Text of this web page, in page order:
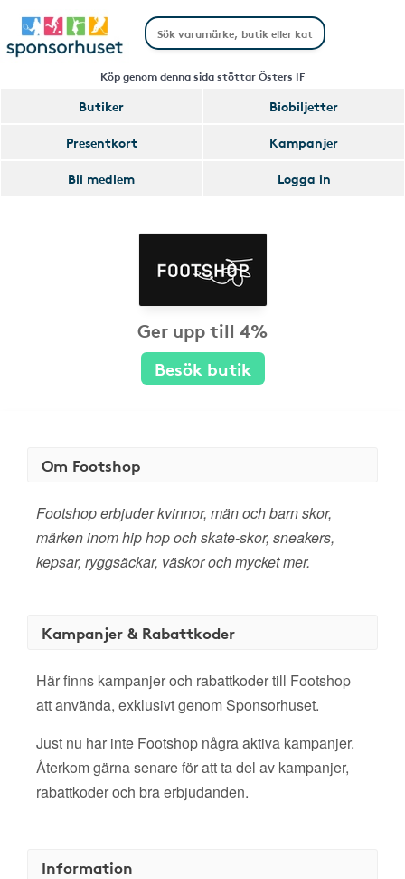
Köp genom denna sida stöttar Östers IF
Butiker
Biobiljetter
Presentkort
Kampanjer
Bli medlem
Logga in
Ger upp till 4%
Besök butik
Om Footshop
Footshop erbjuder kvinnor, män och barn skor,
märken inom hip hop och skate-skor, sneakers,
kepsar, ryggsäckar, väskor och mycket mer.
Kampanjer & Rabattkoder
Här finns kampanjer och rabattkoder till Footshop
att använda, exklusivt genom Sponsorhuset.
Just nu har inte Footshop några aktiva kampanjer.
Återkom gärna senare för att ta del av kampanjer,
rabattkoder och bra erbjudanden.
Information